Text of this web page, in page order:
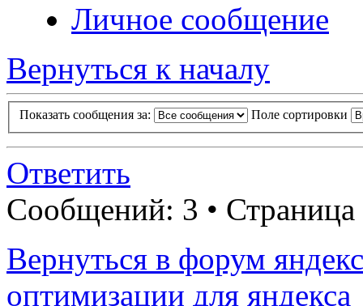
Личное сообщение
Вернуться к началу
Показать сообщения за: Поле сортировки
Ответить
Сообщений: 3 • Страница
Вернуться в форум
оптимизации для яндекса